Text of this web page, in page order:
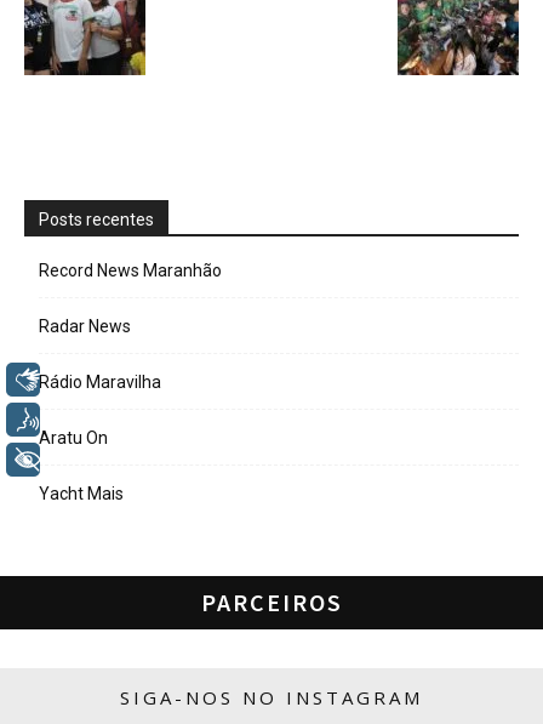
Posts recentes
Record News Maranhão
Radar News
Rádio Maravilha
Aratu On
Yacht Mais
PARCEIROS
SIGA-NOS NO INSTAGRAM
Libras